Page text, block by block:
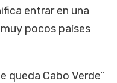
entrar en una
pocos países
queda Cabo Verde”